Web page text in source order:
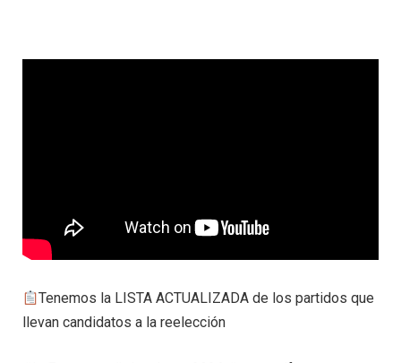
Tenemos la LISTA ACTUALIZADA de los partidos que
llevan candidatos a la reelección